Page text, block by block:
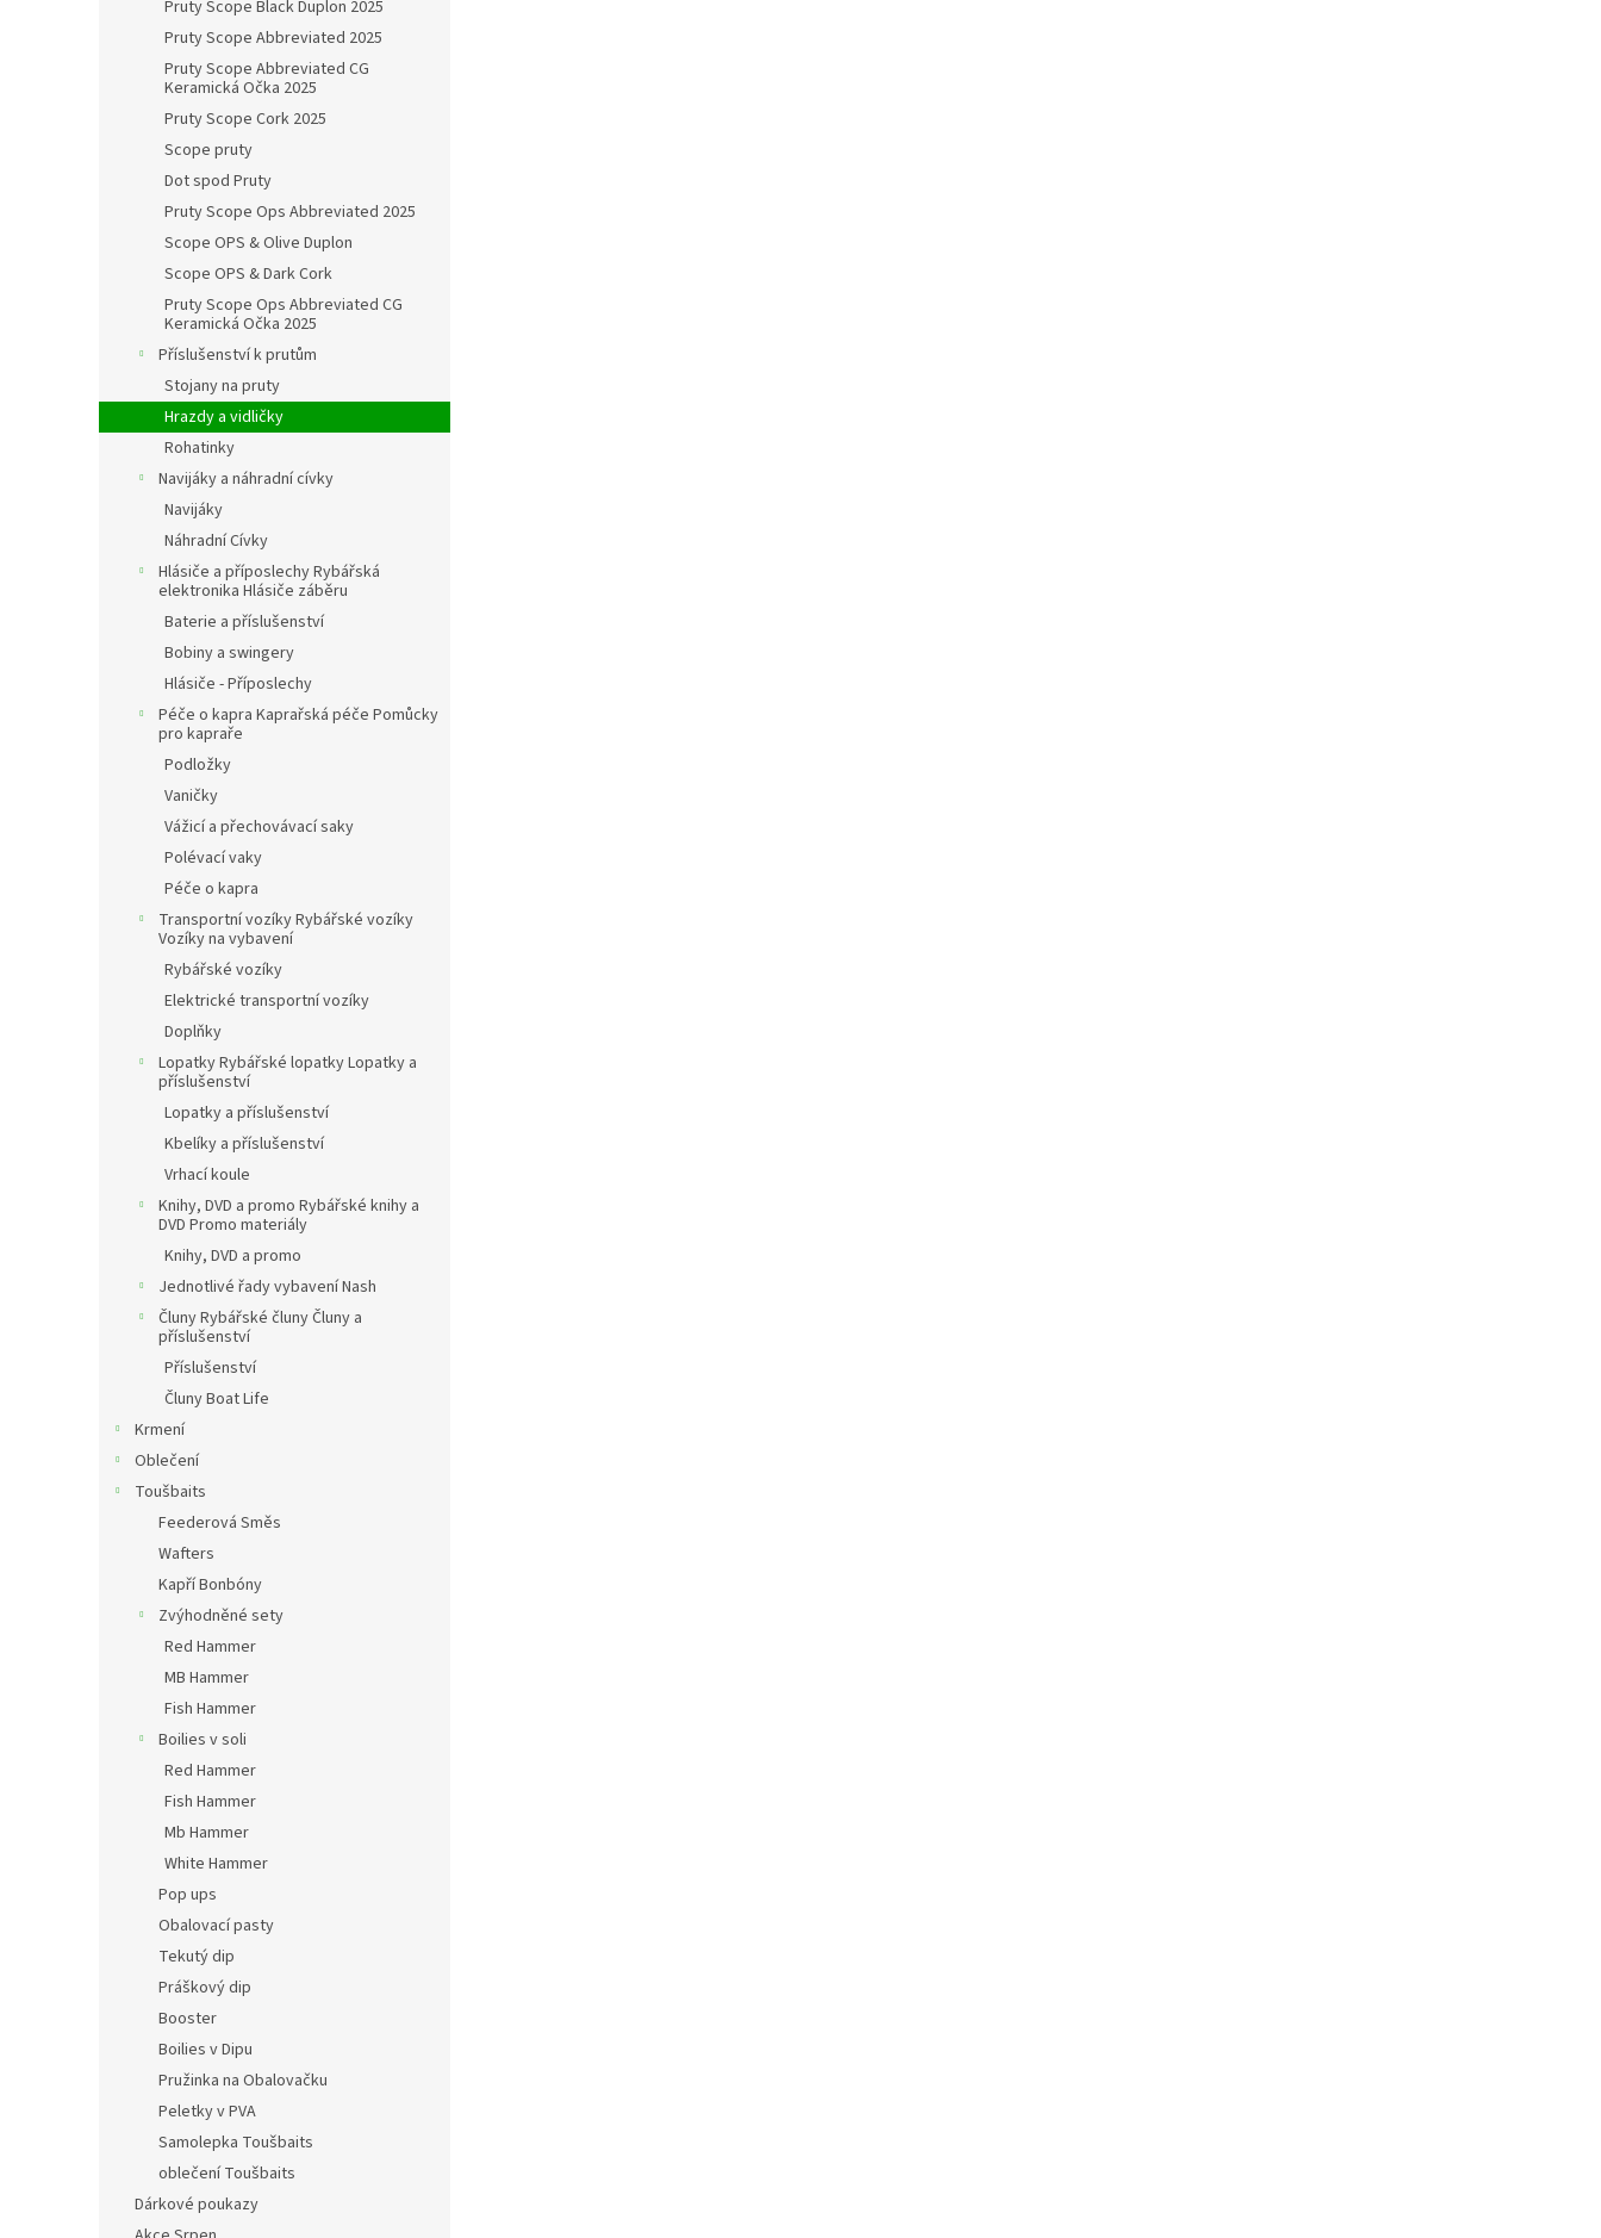
Pruty Scope Black Duplon 2025
Pruty Scope Abbreviated 2025
Pruty Scope Abbreviated CG
Keramická Očka 2025
Pruty Scope Cork 2025
Scope pruty
Dot spod Pruty
Pruty Scope Ops Abbreviated 2025
Scope OPS & Olive Duplon
Scope OPS & Dark Cork
Pruty Scope Ops Abbreviated CG
Keramická Očka 2025
Příslušenství k prutům
Stojany na pruty
Hrazdy a vidličky
Rohatinky
Navijáky a náhradní cívky
Navijáky
Náhradní Cívky
Hlásiče a příposlechy Rybářská
elektronika Hlásiče záběru
Baterie a příslušenství
Bobiny a swingery
Hlásiče - Příposlechy
Péče o kapra Kaprařská péče Pomůcky
pro kapraře
Podložky
Vaničky
Vážicí a přechovávací saky
Polévací vaky
Péče o kapra
Transportní vozíky Rybářské vozíky
Vozíky na vybavení
Rybářské vozíky
Elektrické transportní vozíky
Doplňky
Lopatky Rybářské lopatky Lopatky a
příslušenství
Lopatky a příslušenství
Kbelíky a příslušenství
Vrhací koule
Knihy, DVD a promo Rybářské knihy a
DVD Promo materiály
Knihy, DVD a promo
Jednotlivé řady vybavení Nash
Čluny Rybářské čluny Čluny a
příslušenství
Příslušenství
Čluny Boat Life
Krmení
Oblečení
Toušbaits
Feederová Směs
Wafters
Kapří Bonbóny
Zvýhodněné sety
Red Hammer
MB Hammer
Fish Hammer
Boilies v soli
Red Hammer
Fish Hammer
Mb Hammer
White Hammer
Pop ups
Obalovací pasty
Tekutý dip
Práškový dip
Booster
Boilies v Dipu
Pružinka na Obalovačku
Peletky v PVA
Samolepka Toušbaits
oblečení Toušbaits
Dárkové poukazy